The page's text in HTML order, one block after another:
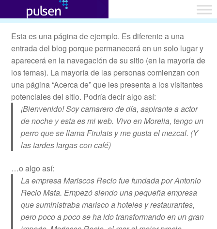
Productos
Esta es una página de ejemplo. Es diferente a una
entrada del blog porque permanecerá en un solo lugar y
aparecerá en la navegación de su sitio (en la mayoría de
los temas). La mayoría de las personas comienzan con
una página “Acerca de” que les presenta a los visitantes
potenciales del sitio. Podría decir algo así:
¡Bienvenido! Soy camarero de día, aspirante a actor
de noche y esta es mi web. Vivo en Morelia, tengo un
perro que se llama Firulais y me gusta el mezcal. (Y
las tardes largas con café)
…o algo así:
La empresa Mariscos Recio fue fundada por Antonio
Recio Mata. Empezó siendo una pequeña empresa
que suministraba marisco a hoteles y restaurantes,
pero poco a poco se ha ido transformando en un gran